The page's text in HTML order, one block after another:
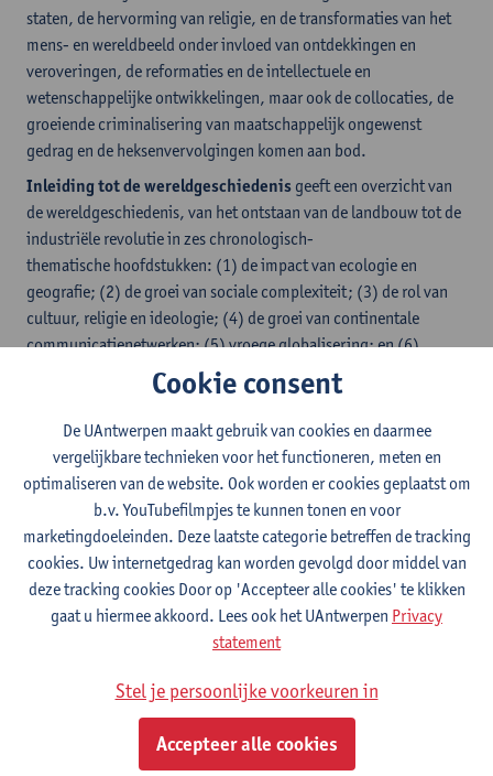
staten, de hervorming van religie, en de transformaties van het
mens- en wereldbeeld onder invloed van ontdekkingen en
veroveringen, de reformaties en de intellectuele en
wetenschappelijke ontwikkelingen, maar ook de collocaties, de
groeiende criminalisering van maatschappelijk ongewenst
gedrag en de heksenvervolgingen komen aan bod.
Inleiding tot de wereldgeschiedenis geeft een overzicht van
de wereldgeschiedenis, van het ontstaan van de landbouw tot de
industriële revolutie in zes chronologisch-
thematische hoofdstukken: (1) de impact van ecologie en
geografie; (2) de groei van sociale complexiteit; (3) de rol van
cultuur, religie en ideologie; (4) de groei van continentale
communicatienetwerken; (5) vroege globalisering; en (6)
demografie, economie en politiek.
Praktische organisatie
Geschiedenis van de oudheid: hoorcolleges (lesopnames
beschikbaar)
Geschiedenis van de middeleeuwen: hoorcolleges
(lesopnames beschikbaar), lectuurcolleges
Geschiedenis van de nieuwe tijd : hoorcolleges
(lesopnames beschikbaar)
Inleiding tot de wereldgeschiedenis: hoorcolleges
(lesopnames beschikbaar), lectuurcolleges
Leerdoelen
Cookie consent
De UAntwerpen maakt gebruik van cookies en daarmee
vergelijkbare technieken voor het functioneren, meten en
optimaliseren van de website. Ook worden er cookies geplaatst om
b.v. YouTubefilmpjes te kunnen tonen en voor
marketingdoeleinden. Deze laatste categorie betreffen de tracking
cookies. Uw internetgedrag kan worden gevolgd door middel van
deze tracking cookies Door op 'Accepteer alle cookies' te klikken
gaat u hiermee akkoord. Lees ook het UAntwerpen Privacy
statement
Stel je persoonlijke voorkeuren in
Accepteer alle cookies